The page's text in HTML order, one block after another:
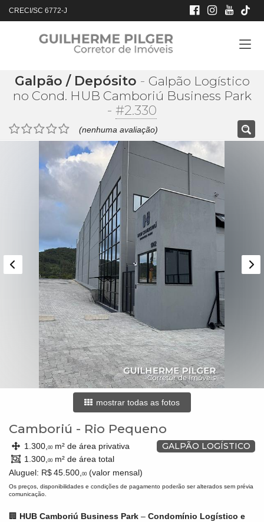
CRECI/SC 6772-J
Galpão / Depósito - Galpão Logístico
no Cond. HUB Camboriú Business Park
- #2.330
(nenhuma avaliação)
mostrar todas as fotos
Camboriú - Rio Pequeno
GALPÃO LOGÍSTICO
1.300, 00m² de área privativa
1.300, 00m² de área total
Aluguel: R$ 45.500, 00 (valor mensal)
Os preços, disponibilidades e condições de pagamento poderão ser alterados sem prévia
comunicação.
🏢 HUB Camboriú Business Park – Condomínio Logístico e